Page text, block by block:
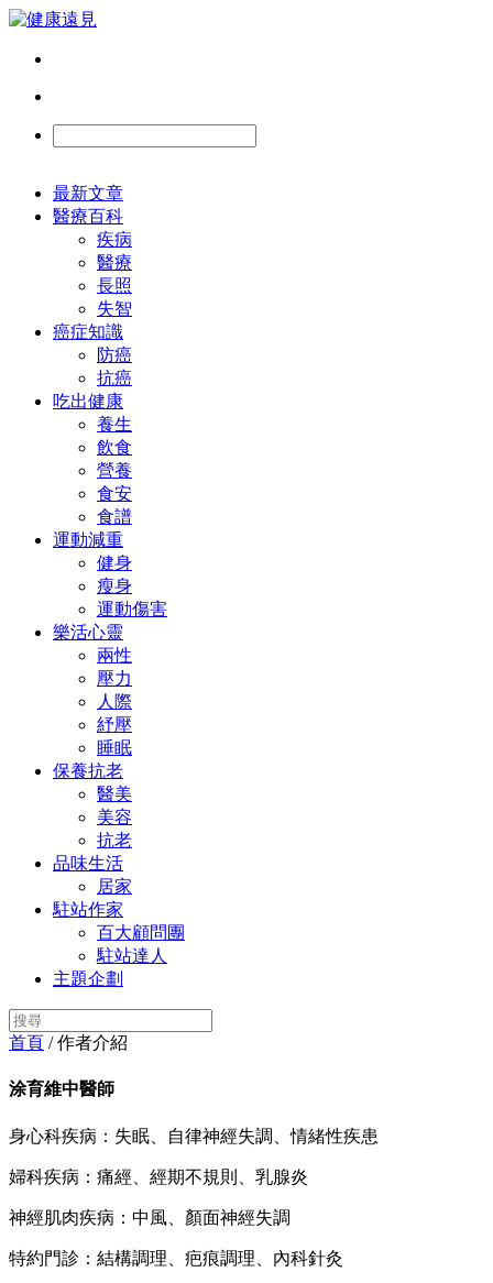
最新文章
醫療百科
疾病
醫療
長照
失智
癌症知識
防癌
抗癌
吃出健康
養生
飲食
營養
食安
食譜
運動減重
健身
瘦身
運動傷害
樂活心靈
兩性
壓力
人際
紓壓
睡眠
保養抗老
醫美
美容
抗老
品味生活
居家
駐站作家
百大顧問團
駐站達人
主題企劃
首頁 / 作者介紹
涂育維中醫師
身心科疾病：失眠、自律神經失調、情緒性疾患
婦科疾病：痛經、經期不規則、乳腺炎
神經肌肉疾病：中風、顏面神經失調
特約門診：結構調理、疤痕調理、內科針灸